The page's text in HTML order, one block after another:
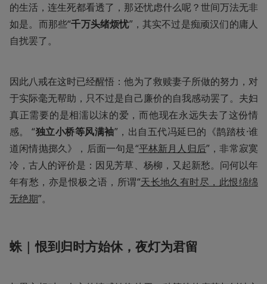
的生活，连生死都看透了，那还忧虑什么呢？世间万法无非
如是。而那些“千万头绪烦忧”，其实不过是痴顽汉们的庸人
自扰罢了。
因此八戒在这时已经醒悟：他为了救赎妻子所做的努力，对
于实际毫无帮助，只不过是自己廉价的自我感动罢了。夫妇
真正需要的是相濡以沫的爱，而他现在永远失去了这份情
感。 “独立小桥等风满袖”，出自五代冯延巳的《鹊踏枝·谁
道闲情抛掷久》，后面一句是“平林新月人归后”，非常寂寞
冷，古人的评价是：因见芳草、杨柳，又起新愁。问何以年
年有愁，亦是恨极之语，所谓“天长地久有时尽，此恨绵绵
无绝期”。
蛛 | 恨到归时方始休，夜灯为君留